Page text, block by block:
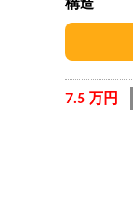
構造
7.5 万円